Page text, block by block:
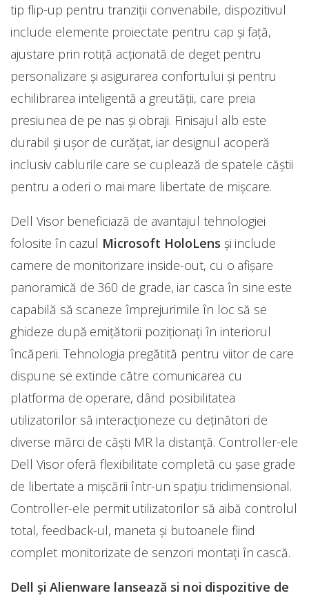
tip flip-up pentru tranziții convenabile, dispozitivul
include elemente proiectate pentru cap şi faţă,
ajustare prin rotiţă acţionată de deget pentru
personalizare și asigurarea confortului şi pentru
echilibrarea inteligentă a greutăţii, care preia
presiunea de pe nas şi obraji. Finisajul alb este
durabil și uşor de curăţat, iar designul acoperă
inclusiv cablurile care se cuplează de spatele căştii
pentru a oderi o mai mare libertate de mişcare.
Dell Visor beneficiază de avantajul tehnologiei
folosite în cazul Microsoft HoloLens și include
camere de monitorizare inside-out, cu o afişare
panoramică de 360 de grade, iar casca în sine este
capabilă să scaneze împrejurimile în loc să se
ghideze după emiţătorii poziţionaţi în interiorul
încăperii. Tehnologia pregătită pentru viitor de care
dispune se extinde către comunicarea cu
platforma de operare, dând posibilitatea
utilizatorilor să interacţioneze cu deţinători de
diverse mărci de căşti MR la distanţă. Controller-ele
Dell Visor oferă flexibilitate completă cu şase grade
de libertate a mişcării într-un spaţiu tridimensional.
Controller-ele permit utilizatorilor să aibă controlul
total, feedback-ul, maneta şi butoanele fiind
complet monitorizate de senzori montaţi în cască.
Dell şi Alienware lansează si noi dispozitive de